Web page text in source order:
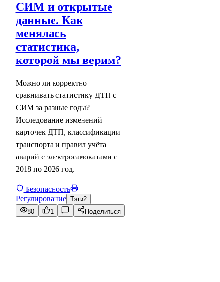
СИМ и открытые
данные. Как
менялась
статистика,
которой мы верим?
Можно ли корректно
сравнивать статистику ДТП с
СИМ за разные годы?
Исследование изменений
карточек ДТП, классификации
транспорта и правил учёта
аварий с электросамокатами с
2018 по 2026 год.
Безопасность
Регулирование Тэги2
80
1 Поделиться